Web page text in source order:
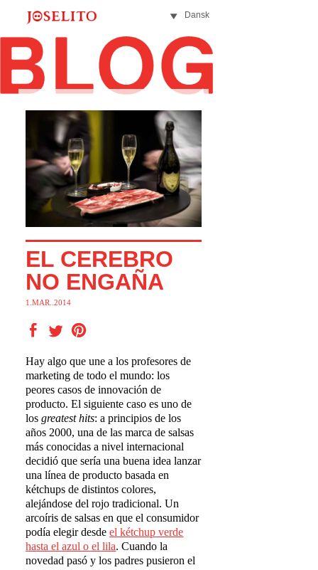
Dansk
EL CEREBRO
NO ENGAÑA
1.MAR..2014
Hay algo que une a los profesores de
marketing de todo el mundo: los
peores casos de innovación de
producto. El siguiente caso es uno de
losgreatest hits: a principios de los
años 2000, una de las marca de salsas
más conocidas a nivel internacional
decidió que sería una buena idea lanzar
una línea de producto basada en
kétchups de distintos colores,
alejándose del rojo tradicional. Un
arcoíris de salsas en que el consumidor
podía elegir desdeel kétchup verde
hasta el azul o el lila. Cuando la
novedad pasó y los padres pusieron el